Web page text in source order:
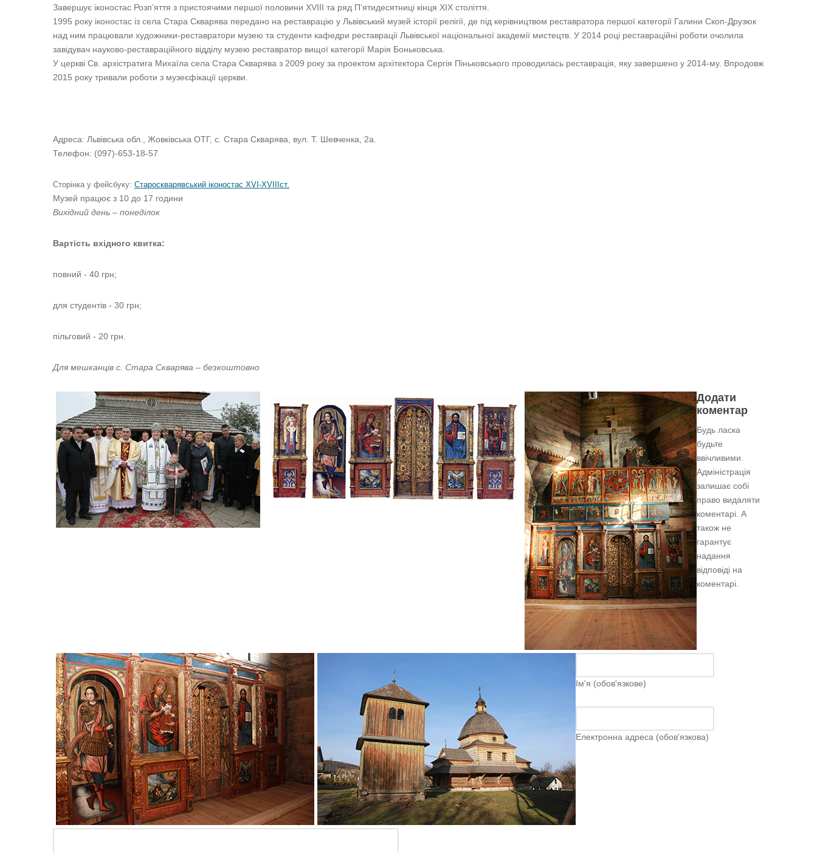
Завершує іконостас Розп’яття з пристоячими першої половини XVIII та ряд П’ятидесятниці кінця ХІХ століття.
1995 року іконостас із села Стара Скварява передано на реставрацію у Львівський музей історії релігії, де під керівництвом реставратора першої категорії Галини Скоп-Друзюк
над ним працювали художники-реставратори музею та студенти кафедри реставрації Львівської національної академії мистецтв. У 2014 році реставраційні роботи очолила
завідувач науково-реставраційного відділу музею реставратор вищої категорії Марія Боньковська.
У церкві Св. архістратига Михаїла села Стара Скварява з 2009 року за проектом архітектора Сергія Піньковського проводилась реставрація, яку завершено у 2014-му. Впродовж
2015 року тривали роботи з музеєфікації церкви.
Адреса: Львівська обл., Жовківська ОТГ, с. Стара Скварява, вул. Т. Шевченка, 2а.
Телефон: (097)-653-18-57
Сторінка у фейсбуку: Староскварявський іконостас XVI-XVIIIст.
Музей працює з 10 до 17 години
Вихідний день – понеділок
Вартість вхідного квитка:
повний - 40 грн;
для студентів - 30 грн;
пільговий - 20 грн.
Для мешканців с. Стара Скварява – безкоштовно
Додати
коментар
Будь ласка
будьте
ввічливими.
Адміністрація
залишає собі
право видаляти
коментарі. А
також не
гарантує
надання
відповіді на
коментарі.
Ім'я (обов'язкове)
Електронна адреса (обов'язкова)